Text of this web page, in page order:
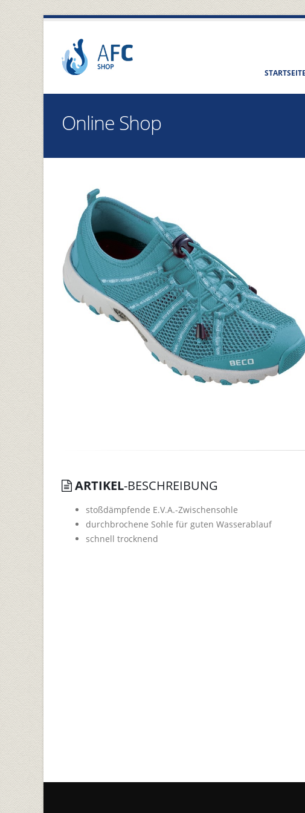
STARTSEITE
Online Shop
ARTIKEL-BESCHREIBUNG
stoßdämpfende E.V.A.-Zwischensohle
durchbrochene Sohle für guten Wasserablauf
schnell trocknend